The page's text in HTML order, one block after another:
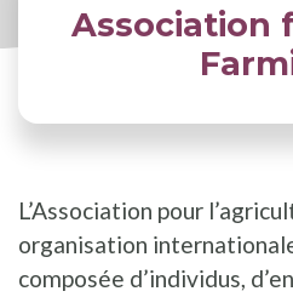
Association
L’Association pour
organisation
composée d’individus,